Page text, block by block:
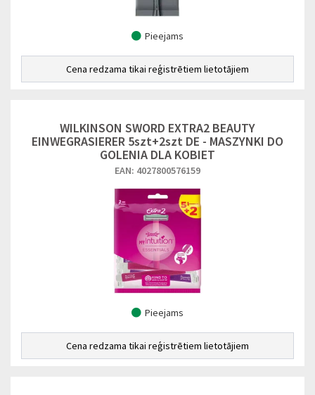
Pieejams
Cena redzama tikai reģistrētiem lietotājiem
WILKINSON SWORD EXTRA2 BEAUTY
EINWEGRASIERER 5szt+2szt DE - MASZYNKI DO
GOLENIA DLA KOBIET
EAN: 4027800576159
Pieejams
Cena redzama tikai reģistrētiem lietotājiem